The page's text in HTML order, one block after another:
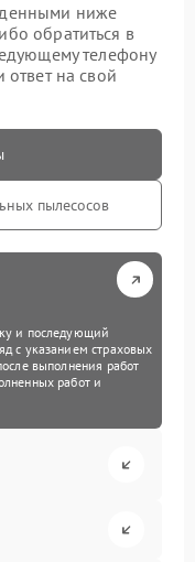
ниже
обратиться в
телефону
на свой
пылесосов
и последующий
с указанием страховых
выполнения работ
работ и